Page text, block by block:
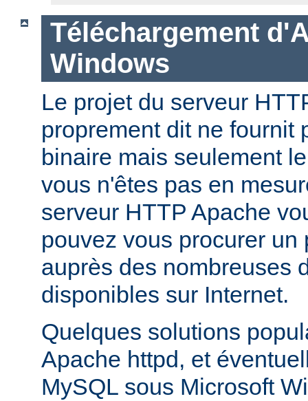
Téléchargement
Windows
Le projet du serveur
proprement dit ne fournit
binaire mais seulement
vous n'êtes pas en
serveur HTTP Apache
pouvez vous procurer un
auprès des nombreuses
disponibles sur Internet.
Quelques solutions
Apache httpd, et
MySQL sous Microsoft